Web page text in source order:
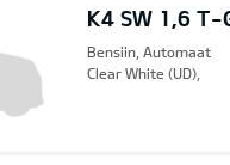
K4 SW 1,6 T-
Bensiin, Automaat
Clear White (UD),